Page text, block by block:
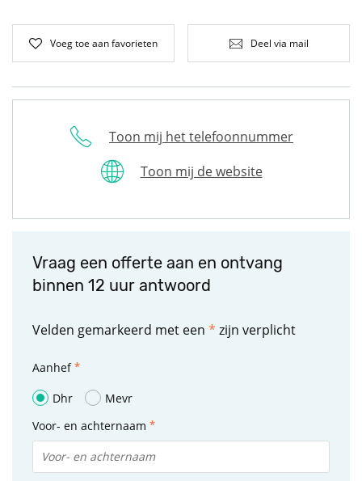
Voeg toe aan favorieten Deel via mail
Toon mij het telefoonnummer
Toon mij de website
Vraag een offerte aan en ontvang
binnen 12 uur antwoord
Velden gemarkeerd met een * zijn verplicht
Aanhef
Dhr
Mevr
Voor- en achternaam